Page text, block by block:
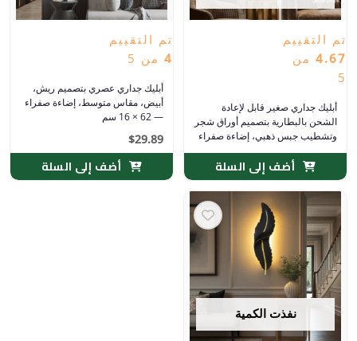
تم التقييم
4.67 من
5
أبليك جداري صغير قابل لإعادة
الشحن بالبطارية بتصميم أوراق شجر
وتشطيب جبس ذهبي، إضاءة صفراء
أضف إلى السلة
تم التقييم
4 من 5
أبليك جداري عصري بتصميم ريش،
أبيض، مقاس متوسط، إضاءة صفراء
— 62 × 16 سم
$29.89
أضف إلى السلة
نفذت الكمية